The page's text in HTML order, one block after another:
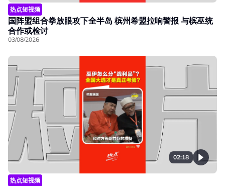
热点短视频
国阵盟组合拳放眼攻下全半岛 槟州希盟拉响警报 与槟巫统
合作或检讨
03/08/2026
02:18
热点短视频